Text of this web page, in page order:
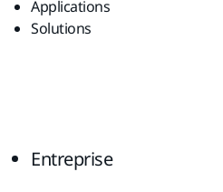
Applications
Solutions
Entreprise